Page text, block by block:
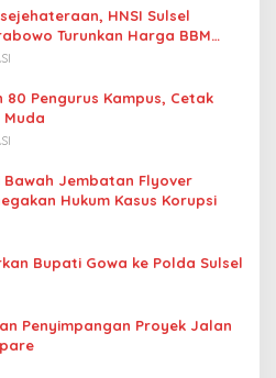
HNSI Sulsel
Turunkan Harga BBM
80 Pengurus Kampus, Cetak
Muda
Bawah Jembatan Flyover
Hukum Kasus Korupsi
Bupati Gowa ke Polda Sulsel
Penyimpangan Proyek Jalan